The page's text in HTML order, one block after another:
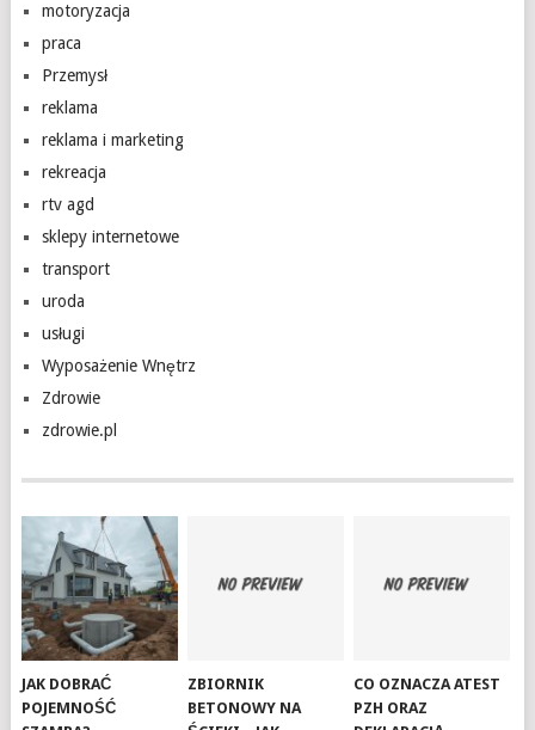
motoryzacja
praca
Przemysł
reklama
reklama i marketing
rekreacja
rtv agd
sklepy internetowe
transport
uroda
usługi
Wyposażenie Wnętrz
Zdrowie
zdrowie.pl
JAK DOBRAĆ
POJEMNOŚĆ
ZBIORNIK
BETONOWY NA
CO OZNACZA ATEST
PZH ORAZ